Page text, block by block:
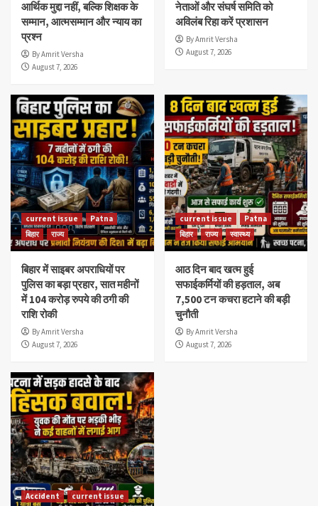
आर्थिक मुद्दा नहीं, बल्कि शिक्षक के
सम्मान, आत्मसम्मान और न्याय का
प्रश्न
By Amrit Versha
August 7, 2026
नेताओं और संघर्ष समिति को
अविलंब रिहा करें प्रशासन
By Amrit Versha
August 7, 2026
current issue
Patna
बिहार
राज्य
बिहार में साइबर अपराधियों पर
पुलिस का बड़ा प्रहार, सात महीनों
में 104 करोड़ रुपये की ठगी की
राशि रोकी
By Amrit Versha
August 7, 2026
current issue
Patna
बिहार
राज्य स्वास्थ्य
आठ दिन बाद खत्म हुई
सफाईकर्मियों की हड़ताल, अब
7,500 टन कचरा हटाने की बड़ी
चुनौती
By Amrit Versha
August 7, 2026
Accident
current issue